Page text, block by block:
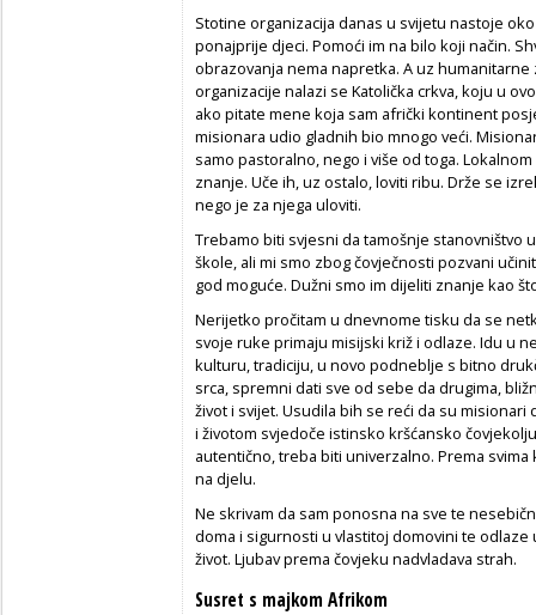
Stotine organizacija danas u svijetu nastoje
ponajprije djeci. Pomoći im na bilo koji način.
obrazovanja nema napretka. A uz
organizacije nalazi se Katolička crkva, koju u
ako pitate mene koja sam afrički kontinent
misionara udio gladnih bio mnogo veći.
samo pastoralno, nego i više od toga.
znanje. Uče ih, uz ostalo, loviti ribu. Drže se
nego je za njega uloviti.
Trebamo biti svjesni da tamošnje stanovništvo
škole, ali mi smo zbog čovječnosti pozvani
god moguće. Dužni smo im dijeliti znanje kao
Nerijetko pročitam u dnevnome tisku da se
svoje ruke primaju misijski križ i odlaze. Idu u
kulturu, tradiciju, u novo podneblje s bitno
srca, spremni dati sve od sebe da drugima,
život i svijet. Usudila bih se reći da su
i životom svjedoče istinsko kršćansko
autentično, treba biti univerzalno. Prema
na djelu.
Ne skrivam da sam ponosna na sve te
doma i sigurnosti u vlastitoj domovini te
život. Ljubav prema čovjeku nadvladava strah.
Susret s majkom Afrikom